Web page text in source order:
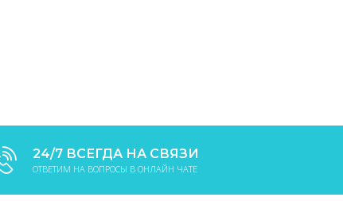
24/7 ВСЕГДА НА СВЯЗИ
ОТВЕТИМ НА ВОПРОСЫ В ОНЛАЙН ЧАТЕ